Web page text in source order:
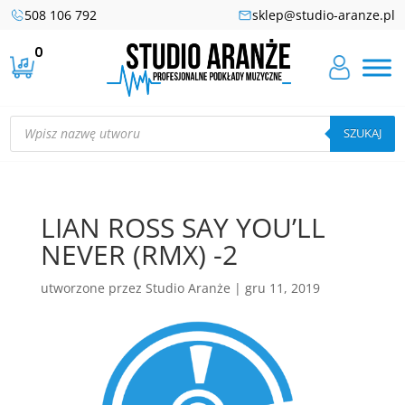
508 106 792 sklep@studio-aranze.pl
0
Wyszukiwarka
produktów SZUKAJ
LIAN ROSS SAY YOU’LL
NEVER (RMX) -2
utworzone przez Studio Aranże | gru 11, 2019